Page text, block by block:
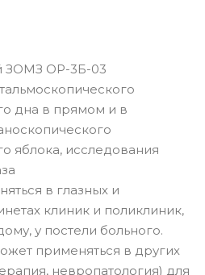
ЗОМЗ ОР-3Б-03
дна в прямом и в
яблока, исследования
в глазных и
клиник и поликлиник,
у постели больного.
применяться в других
невропатология) для